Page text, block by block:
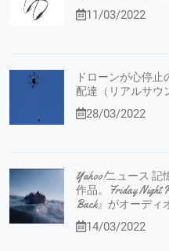
11/03/2022
ドローンが心停
配達（リアルサウ
28/03/2022
Yahoo!ニュース
作品。Friday Night
Back』がオーディ
14/03/2022